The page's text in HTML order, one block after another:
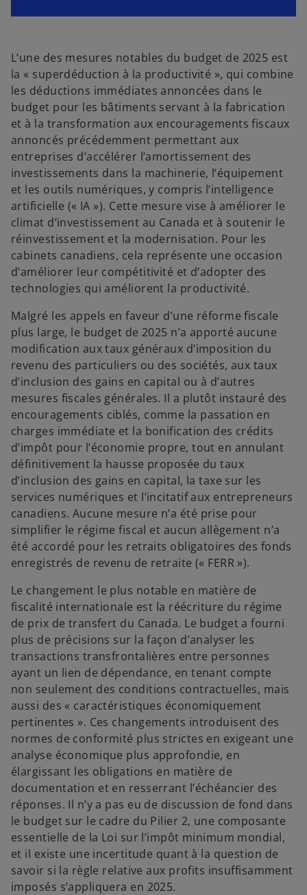
L’une des mesures notables du budget de 2025 est
la « superdéduction à la productivité », qui combine
les déductions immédiates annoncées dans le
budget pour les bâtiments servant à la fabrication
et à la transformation aux encouragements fiscaux
annoncés précédemment permettant aux
entreprises d’accélérer l’amortissement des
investissements dans la machinerie, l’équipement
et les outils numériques, y compris l’intelligence
artificielle (« IA »). Cette mesure vise à améliorer le
climat d’investissement au Canada et à soutenir le
réinvestissement et la modernisation. Pour les
cabinets canadiens, cela représente une occasion
d’améliorer leur compétitivité et d’adopter des
technologies qui améliorent la productivité.
Malgré les appels en faveur d’une réforme fiscale
plus large, le budget de 2025 n’a apporté aucune
modification aux taux généraux d’imposition du
revenu des particuliers ou des sociétés, aux taux
d’inclusion des gains en capital ou à d’autres
mesures fiscales générales. Il a plutôt instauré des
encouragements ciblés, comme la passation en
charges immédiate et la bonification des crédits
d’impôt pour l’économie propre, tout en annulant
définitivement la hausse proposée du taux
d’inclusion des gains en capital, la taxe sur les
services numériques et l’incitatif aux entrepreneurs
canadiens. Aucune mesure n’a été prise pour
simplifier le régime fiscal et aucun allègement n’a
été accordé pour les retraits obligatoires des fonds
enregistrés de revenu de retraite (« FERR »).
Le changement le plus notable en matière de
fiscalité internationale est la réécriture du régime
de prix de transfert du Canada. Le budget a fourni
plus de précisions sur la façon d’analyser les
transactions transfrontalières entre personnes
ayant un lien de dépendance, en tenant compte
non seulement des conditions contractuelles, mais
aussi des « caractéristiques économiquement
pertinentes ». Ces changements introduisent des
normes de conformité plus strictes en exigeant une
analyse économique plus approfondie, en
élargissant les obligations en matière de
documentation et en resserrant l’échéancier des
réponses. Il n’y a pas eu de discussion de fond dans
le budget sur le cadre du Pilier 2, une composante
essentielle de la Loi sur l’impôt minimum mondial,
et il existe une incertitude quant à la question de
savoir si la règle relative aux profits insuffisamment
imposés s’appliquera en 2025.